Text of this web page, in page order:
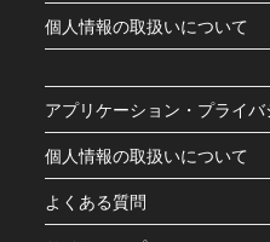
個人情報の取扱いについて
アプリケーション・プライ
個人情報の取扱いについて
よくある質問